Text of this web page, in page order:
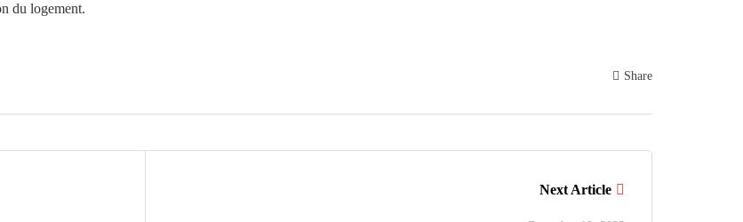
du logement.
Share
Next Article